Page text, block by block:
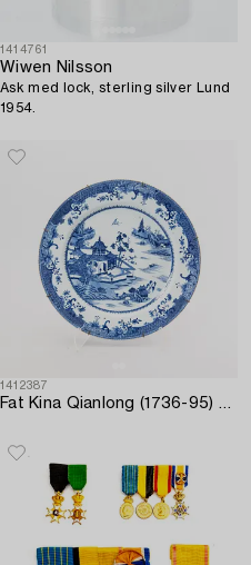
1414761
Wiwen Nilsson
Ask med lock, sterling silver Lund
1954.
1412387
Fat Kina Qianlong (1736-95) porslin.